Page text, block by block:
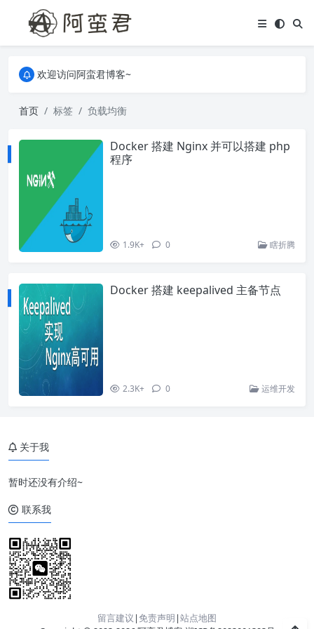
关于本站，有任何疑问都可以评论或留言。
欢迎访问阿蛮君博客~
欢迎访问阿蛮君博客~
首页 标签 负载均衡
Docker 搭建 Nginx 并可以搭建 php
程序
1.9K+ 0 瞎折腾
Docker 搭建 keepalived 主备节点
2.3K+ 0 运维开发
关于我
暂时还没有介绍~
联系我
留言建议 |免责声明 |站点地图